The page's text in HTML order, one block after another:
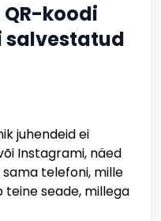
koodi
salvestatud
juhendeid ei
Instagrami, näed
sama telefoni, mille
seade, millega